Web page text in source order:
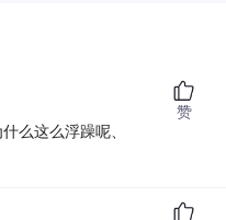
么这么浮躁呢、
赞